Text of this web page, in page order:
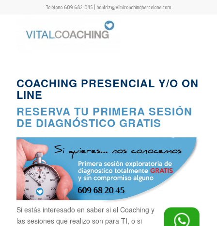
Teléfono 609 682 045 | beatriz@vitalcoachingbarcelona.com
COACHING PRESENCIAL Y/O ON
LINE
RESERVA TU PRIMERA SESIÓN
DE DIAGNÓSTICO GRATIS
Si estás interesado en saber si el Coaching y
las sesiones que realizo son para TI, o si